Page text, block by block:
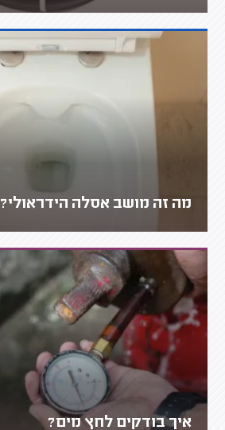
מה זה מושב אסלה הידראולי?
איך בודקים לחץ מים?